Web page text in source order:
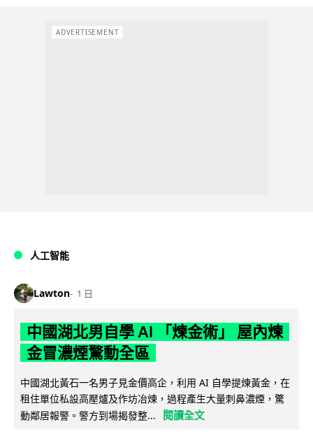
ADVERTISEMENT
人工智能
Lawton 1 日
中國湖北男自學 AI 「煉金術」 屋內煉
金冒濃煙驚動全區
中國湖北黃石一名男子見金價高企，利用 AI 自學提煉黃金，在
租住單位私設高壓爐及作坊冶煉，過程產生大量刺鼻濃煙，驚
動鄰居報警。警方到場揭發整...
閱讀全文